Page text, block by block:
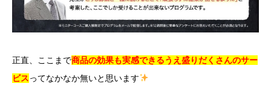
正直、ここまで商品の効果も実感できるうえ盛りだくさんのサー
ビスってなかなか無いと思います